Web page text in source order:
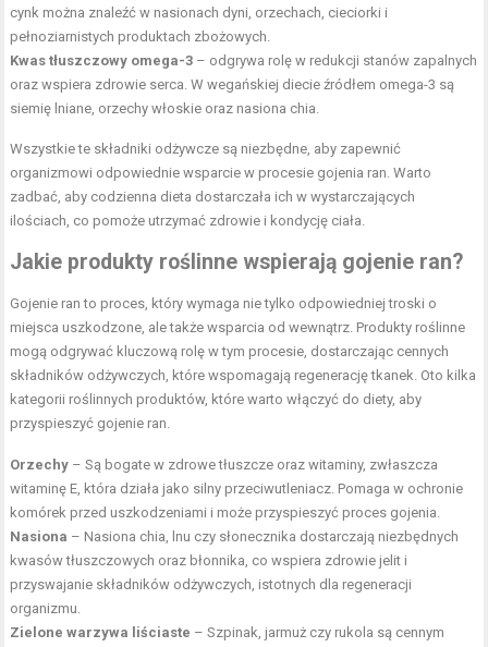
cynk można znaleźć w nasionach dyni, orzechach, cieciorki i
pełnoziarnistych produktach zbożowych.
Kwas tłuszczowy omega-3 – odgrywa rolę w redukcji stanów zapalnych
oraz wspiera zdrowie serca. W wegańskiej diecie źródłem omega-3 są
siemię lniane, orzechy włoskie oraz nasiona chia.
Wszystkie te składniki odżywcze są niezbędne, aby zapewnić
organizmowi odpowiednie wsparcie w procesie gojenia ran. Warto
zadbać, aby codzienna dieta dostarczała ich w wystarczających
ilościach, co pomoże utrzymać zdrowie i kondycję ciała.
Jakie produkty roślinne wspierają gojenie ran?
Gojenie ran to proces, który wymaga nie tylko odpowiedniej troski o
miejsca uszkodzone, ale także wsparcia od wewnątrz. Produkty roślinne
mogą odgrywać kluczową rolę w tym procesie, dostarczając cennych
składników odżywczych, które wspomagają regenerację tkanek. Oto kilka
kategorii roślinnych produktów, które warto włączyć do diety, aby
przyspieszyć gojenie ran.
Orzechy – Są bogate w zdrowe tłuszcze oraz witaminy, zwłaszcza
witaminę E, która działa jako silny przeciwutleniacz. Pomaga w ochronie
komórek przed uszkodzeniami i może przyspieszyć proces gojenia.
Nasiona – Nasiona chia, lnu czy słonecznika dostarczają niezbędnych
kwasów tłuszczowych oraz błonnika, co wspiera zdrowie jelit i
przyswajanie składników odżywczych, istotnych dla regeneracji
organizmu.
Zielone warzywa liściaste – Szpinak, jarmuż czy rukola są cennym